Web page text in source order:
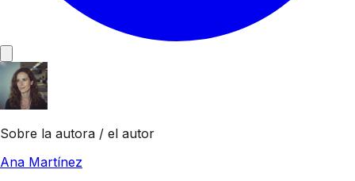
Sobre la autora / el autor
Ana Martínez